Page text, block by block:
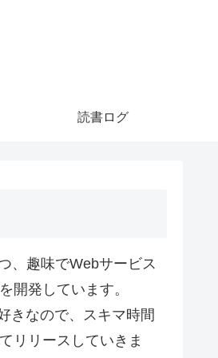
読書ログ
、趣味でWebサービス
開発しています。
きなので、スキマ時間
リリースしていきま